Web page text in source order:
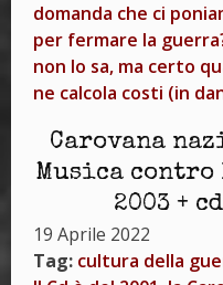
domanda che ci
per fermare la
non lo sa, ma certo
ne calcola costi (in
Carovana
Musica contro
2003 +
19 Aprile 2022
Tag: cultura della